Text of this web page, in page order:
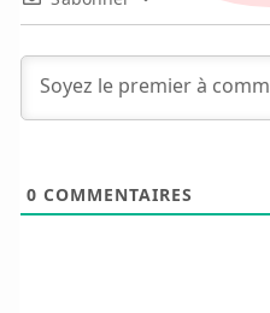
0 COMMENTAIRES